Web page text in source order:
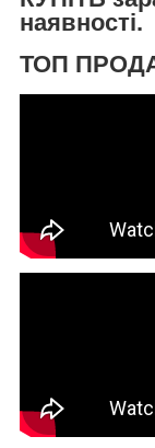
наявності.
ТОП